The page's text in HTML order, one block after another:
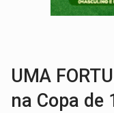
UMA
na Copa de